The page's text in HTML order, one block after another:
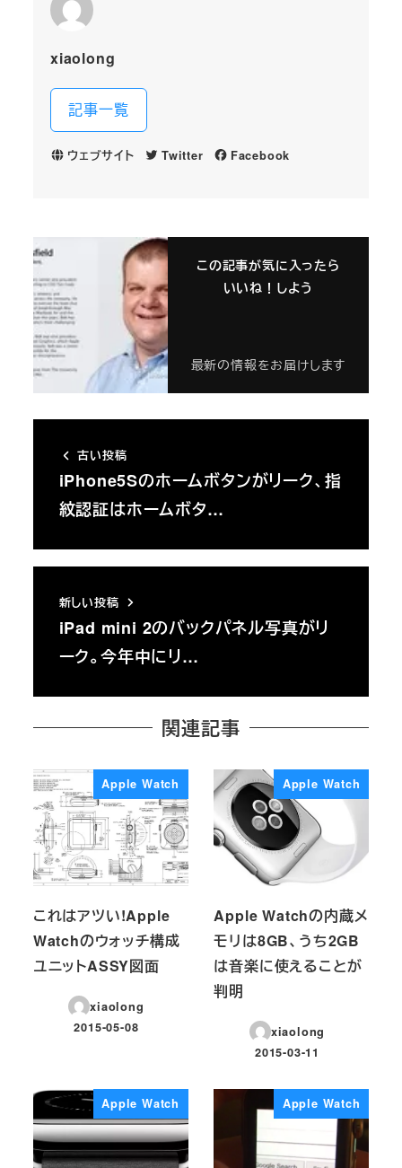
xiaolong
記事一覧
ウェブサイト Twitter Facebook
この記事が気に入ったら
いいね！しよう
最新の情報をお届けします
古い投稿
iPhone5Sのホームボタンがリーク、指
紋認証はホームボタ…
新しい投稿
iPad mini 2のバックパネル写真がリ
ーク。今年中にリ…
関連記事
Apple Watch
これはアツい!Apple
Watchのウォッチ構成
ユニットASSY図面
xiaolong
投稿日
2015-05-08
Apple Watch
Apple Watchの内蔵メ
モリは8GB、うち2GB
は音楽に使えることが
判明
xiaolong
投稿日
2015-03-11
Apple Watch Apple Watch